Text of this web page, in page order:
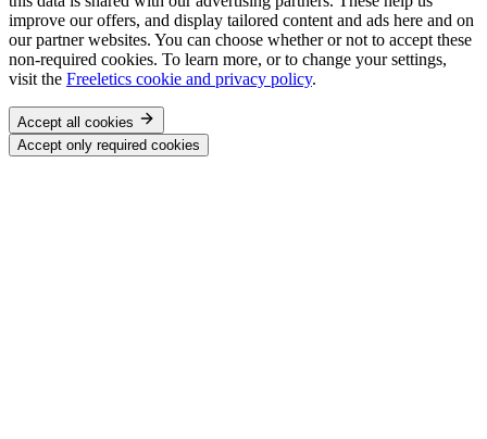
improve our offers, and display tailored content and ads here and on
our partner websites. You can choose whether or not to accept these
non-required cookies. To learn more, or to change your settings,
visit the Freeletics cookie and privacy policy.
Accept all cookies
Accept only required cookies